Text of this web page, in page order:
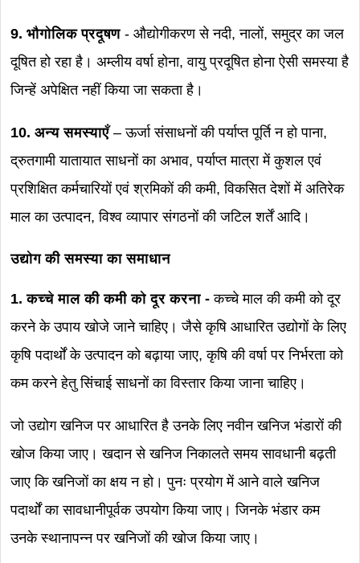
9. भौगोलिक प्रदूषण - औद्योगीकरण से नदी, नालों, समुद्र का जल
दूषित हो रहा है। अम्लीय वर्षा होना, वायु प्रदूषित होना ऐसी समस्या है
जिन्हें अपेक्षित नहीं किया जा सकता है।
10. अन्य समस्याएँ– ऊर्जा संसाधनों की पर्याप्त पूर्ति न हो पाना,
द्रुतगामी यातायात साधनों का अभाव, पर्याप्त मात्रा में कुशल एवं
प्रशिक्षित कर्मचारियों एवं श्रमिकों की कमी, विकसित देशों में अतिरेक
माल का उत्पादन, विश्व व्यापार संगठनों की जटिल शर्तें आदि।
उद्योग की समस्या का समाधान
1. कच्चे माल की कमी को दूर करना -कच्चे माल की कमी को दूर
करने के उपाय खोजे जाने चाहिए। जैसे कृषि आधारित उद्योगों के लिए
कृषि पदार्थों के उत्पादन को बढ़ाया जाए, कृषि की वर्षा पर निर्भरता को
कम करने हेतु सिंचाई साधनों का विस्तार किया जाना चाहिए।
जो उद्योग खनिज पर आधारित है उनके लिए नवीन खनिज भंडारों की
खोज किया जाए। खदान से खनिज निकालते समय सावधानी बढ़ती
जाए कि खनिजों का क्षय न हो। पुनः प्रयोग में आने वाले खनिज
पदार्थों का सावधानीपूर्वक उपयोग किया जाए। जिनके भंडार कम
उनके स्थानापन्न पर खनिजों की खोज किया जाए।